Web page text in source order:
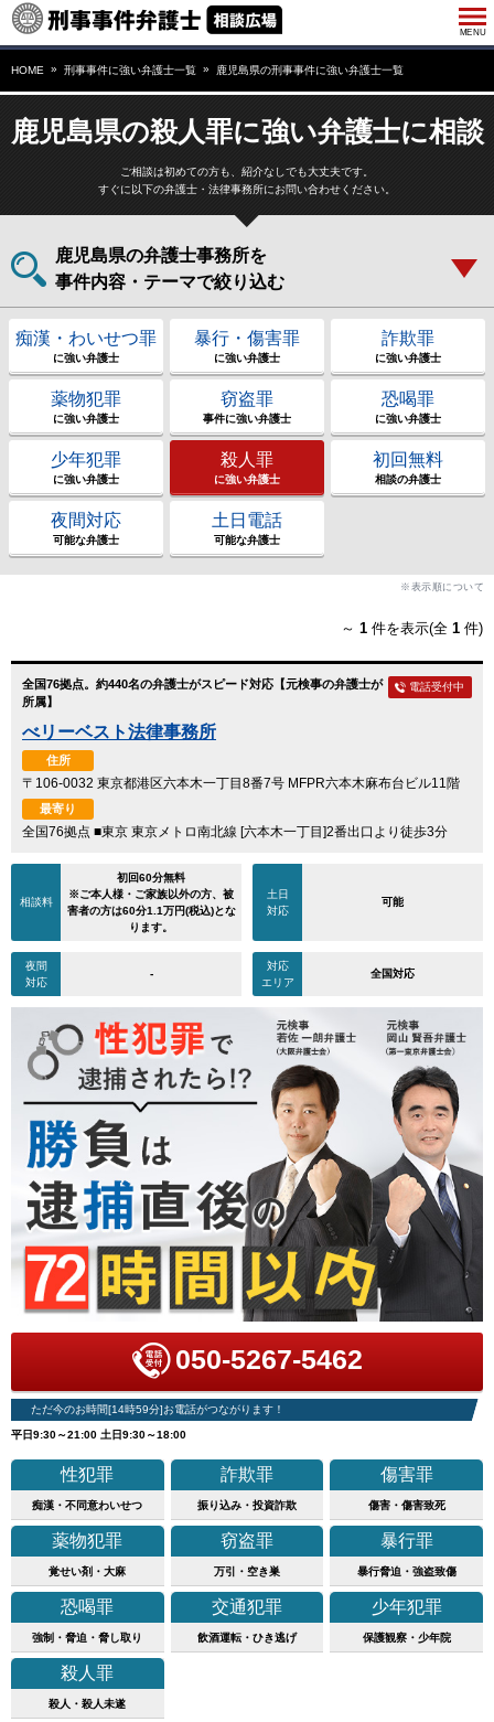
HOME 刑事事件に強い弁護士一覧 鹿児島県の刑事事件に強い弁護士一覧
鹿児島県の殺人罪に強い弁護士に相談
ご相談は初めての方も、紹介なしでも大丈夫です。
すぐに以下の弁護士・法律事務所にお問い合わせください。
鹿児島県の弁護士事務所を
事件内容・テーマで絞り込む
痴漢・わいせつ罪
に強い弁護士
暴行・傷害罪
に強い弁護士
詐欺罪
に強い弁護士
薬物犯罪
に強い弁護士
窃盗罪
事件に強い弁護士
恐喝罪
に強い弁護士
少年犯罪
に強い弁護士
殺人罪
に強い弁護士
初回無料
相談の弁護士
夜間対応
可能な弁護士
土日電話
可能な弁護士
※表示順について
～ 1 件を表示(全 1 件)
全国76拠点。約440名の弁護士がスピード対応【元検事の弁護士が
所属】
べリーベスト法律事務所
住所
〒106-0032 東京都港区六本木一丁目8番7号 MFPR六本木麻布台ビル11階
最寄り
全国76拠点 ■東京 東京メトロ南北線 [六本木一丁目]2番出口より徒歩3分
電話受付中
相談料
初回60分無料
※ご本人様・ご家族以外の方、被
害者の方は60分1.1万円(税込)とな
ります。
土日
対応
可能
夜間
対応
-
対応
エリア
全国対応
050-5267-5462
ただ今のお時間[14時59分]お電話がつながります！
平日9:30～21:00 土日9:30～18:00
性犯罪
痴漢・不同意わいせつ
詐欺罪
振り込み・投資詐欺
傷害罪
傷害・傷害致死
薬物犯罪
覚せい剤・大麻
窃盗罪
万引・空き巣
暴行罪
暴行脅迫・強盗致傷
恐喝罪
強制・脅迫・脅し取り
交通犯罪
飲酒運転・ひき逃げ
少年犯罪
保護観察・少年院
殺人罪
殺人・殺人未遂